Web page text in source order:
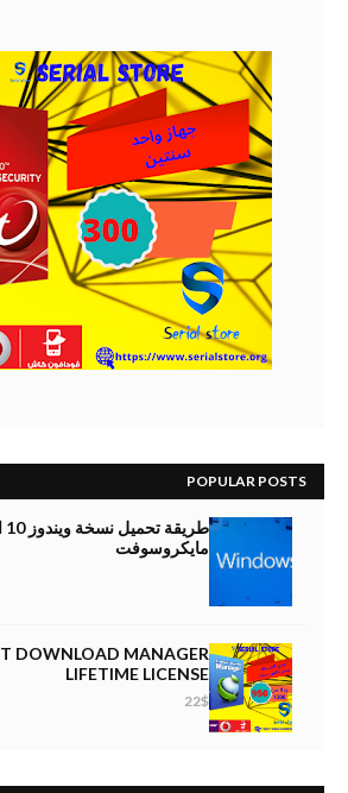
POPULAR POSTS
مايكروسوفت
DOWNLOAD MANAGER
LIFETIME LICENSE
22$